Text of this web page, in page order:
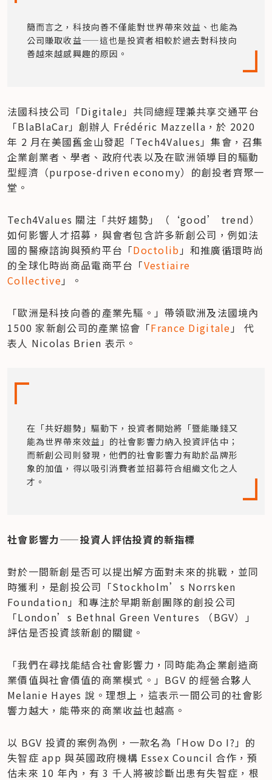
簡而言之，科技向善不僅能對世界帶來效益、也能為
公司賺取收益——這也是投資者相較於過去對科技向
善越來越感興趣的原因。
法國科技公司「Digitale」共同總經理兼共享交通平台
「BlaBlaCar」創辦人 Frédéric Mazzella，於 2020
年 2 月在美國舊金山發起「Tech4Values」集會，召集
企業創業者、學者、政府代表以及在歐洲領導目的驅動
型經濟（purpose-driven economy）的創投者齊聚一
堂。
Tech4Values 關注「共好趨勢」（‘good’ trend）
如何影響人才招募，與會者包含許多新創公司，例如法
國的醫療諮詢與預約平台「Doctolib 」和推廣循環時尚
的全球化時尚商品電商平台「Vestiaire
Collective 」。
「歐洲是科技向善的產業先驅。」帶領歐洲及法國境內
1500 家新創公司的產業協會「France Digitale 」 代
表人 Nicolas Brien 表示。
在「共好趨勢」驅動下，投資者開始將「暨能賺錢又
能為世界帶來效益」的社會影響力納入投資評估中；
而新創公司則發現，他們的社會影響力有助於品牌形
象的加值，得以吸引消費者並招募符合組織文化之人
才。
社會影響力——投資人評估投資的新指標
對於一間新創是否可以提出解方面對未來的挑戰，並同
時獲利，是創投公司「Stockholm’s Norrsken
Foundation」和專注於早期新創團隊的創投公司
「London’s Bethnal Green Ventures （BGV）」
評估是否投資該新創的關鍵。
「我們在尋找能結合社會影響力，同時能為企業創造商
業價值與社會價值的商業模式。」BGV 的經營合夥人
Melanie Hayes 說。理想上，這表示一間公司的社會影
響力越大，能帶來的商業收益也越高。
以 BGV 投資的案例為例，一款名為「How Do I?」的
失智症 app 與英國政府機構 Essex Council 合作，預
估未來 10 年內，有 3 千人將被診斷出患有失智症，根